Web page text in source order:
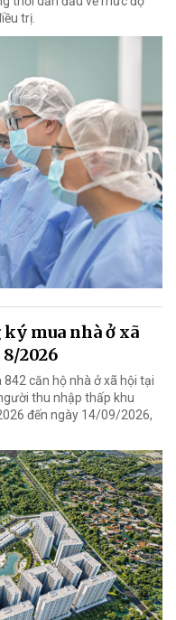
trị.
mua nhà ở xã
2026
căn hộ nhà ở xã hội tại
thu nhập thấp khu
đến ngày 14/09/2026,